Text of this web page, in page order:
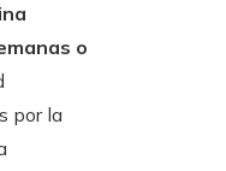
o
por la